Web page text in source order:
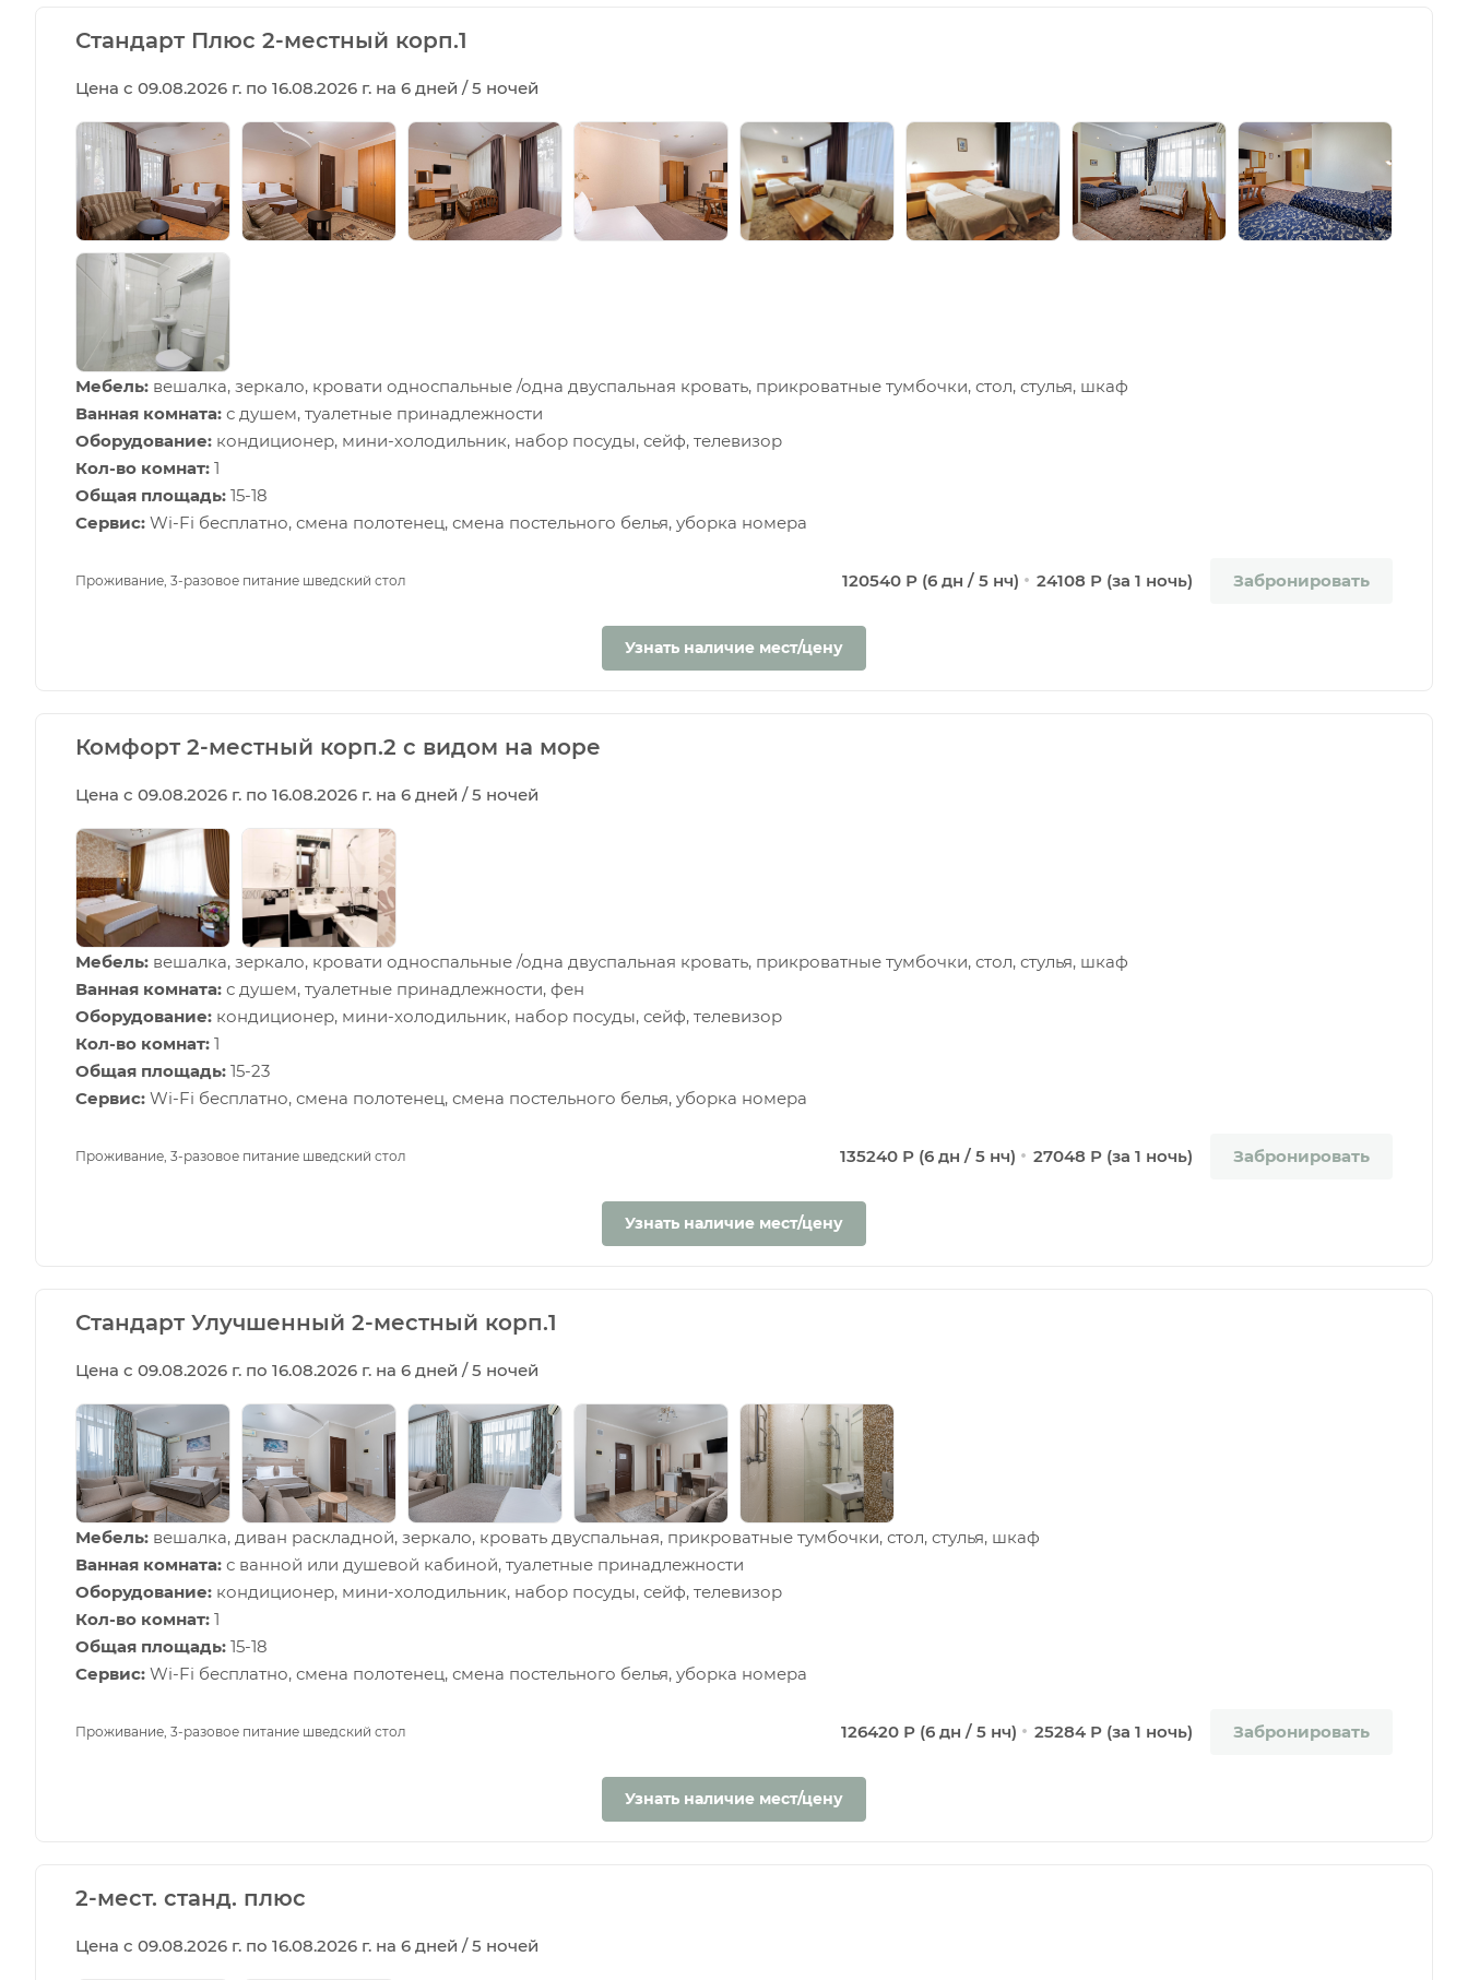
Стандарт Плюс 2-местный корп.1
Цена с 09.08.2026 г. по 16.08.2026 г. на 6 дней / 5 ночей
Мебель: вешалка, зеркало, кровати односпальные /одна двуспальная кровать, прикроватные тумбочки, стол, стулья, шкаф
Ванная комната: с душем, туалетные принадлежности
Оборудование: кондиционер, мини-холодильник, набор посуды, сейф, телевизор
Кол-во комнат: 1
Общая площадь: 15-18
Сервис: Wi-Fi бесплатно, смена полотенец, смена постельного белья, уборка номера
Проживание, 3-разовое питание шведский стол 120540 Р (6 дн / 5 нч) 24108 Р (за 1 ночь) Забронировать
Узнать наличие мест/цену
Комфорт 2-местный корп.2 с видом на море
Цена с 09.08.2026 г. по 16.08.2026 г. на 6 дней / 5 ночей
Мебель: вешалка, зеркало, кровати односпальные /одна двуспальная кровать, прикроватные тумбочки, стол, стулья, шкаф
Ванная комната: с душем, туалетные принадлежности, фен
Оборудование: кондиционер, мини-холодильник, набор посуды, сейф, телевизор
Кол-во комнат: 1
Общая площадь: 15-23
Сервис: Wi-Fi бесплатно, смена полотенец, смена постельного белья, уборка номера
Проживание, 3-разовое питание шведский стол 135240 Р (6 дн / 5 нч) 27048 Р (за 1 ночь) Забронировать
Узнать наличие мест/цену
Стандарт Улучшенный 2-местный корп.1
Цена с 09.08.2026 г. по 16.08.2026 г. на 6 дней / 5 ночей
Мебель: вешалка, диван раскладной, зеркало, кровать двуспальная, прикроватные тумбочки, стол, стулья, шкаф
Ванная комната: с ванной или душевой кабиной, туалетные принадлежности
Оборудование: кондиционер, мини-холодильник, набор посуды, сейф, телевизор
Кол-во комнат: 1
Общая площадь: 15-18
Сервис: Wi-Fi бесплатно, смена полотенец, смена постельного белья, уборка номера
Проживание, 3-разовое питание шведский стол 126420 Р (6 дн / 5 нч) 25284 Р (за 1 ночь) Забронировать
Узнать наличие мест/цену
2-мест. станд. плюс
Цена с 09.08.2026 г. по 16.08.2026 г. на 6 дней / 5 ночей